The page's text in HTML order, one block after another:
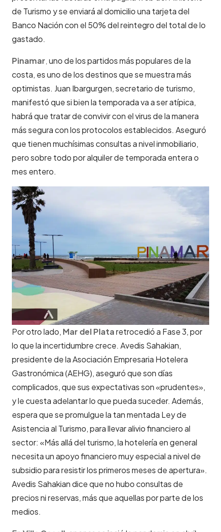
de Turismo y se enviará al domicilio una tarjeta del
Banco Nación con el 50% del reintegro del total de lo
gastado.
Pinamar,uno de los partidos más populares de la
costa, es uno de los destinos que se muestra más
optimistas. Juan Ibargurgen, secretario de turismo,
manifestó que si bien la temporada va a ser atípica,
habrá que tratar de convivir con el virus de la manera
más segura con los protocolos establecidos. Aseguró
que tienen muchísimas consultas a nivel inmobiliario,
pero sobre todo por alquiler de temporada entera o
mes entero.
Por otro lado, Mar del Plataretrocedió a Fase 3, por
lo que la incertidumbre crece. Avedis Sahakian,
presidente de la Asociación Empresaria Hotelera
Gastronómica (AEHG), aseguró que son días
complicados, que sus expectativas son «prudentes»,
y le cuesta adelantar lo que pueda suceder. Además,
espera que se promulgue la tan mentada Ley de
Asistencia al Turismo, para llevar alivio financiero al
sector: «Más allá del turismo, la hotelería en general
necesita un apoyo financiero muy especial a nivel de
subsidio para resistir los primeros meses de apertura».
Avedis Sahakian dice que no hubo consultas de
precios ni reservas, más que aquellas por parte de los
medios.